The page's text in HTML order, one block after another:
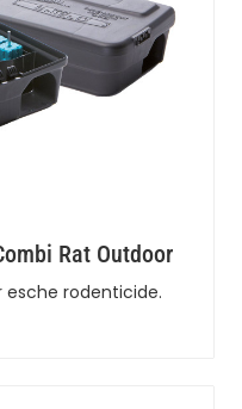
Rat Outdoor
esche rodenticide.